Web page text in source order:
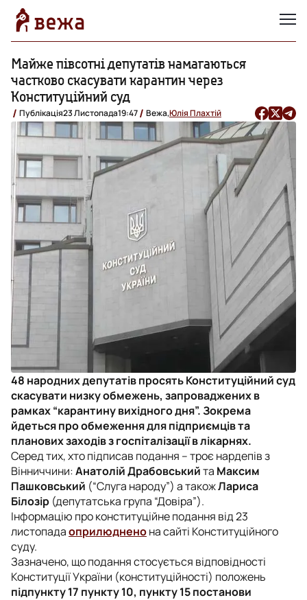
Майже півсотні депутатів намагаються
частково скасувати карантин через
Конституційний суд
Публікація23 Листопада19:47 Вежа,Юлія Плахтій
48 народних депутатів просять Конституційний суд
скасувати низку обмежень, запроваджених в
рамках “карантину вихідного дня”. Зокрема
йдеться про обмеження для підприємців та
планових заходів з госпіталізації в лікарнях.
Серед тих, хто підписав подання – троє нардепів з
Вінниччини:Анатолій Драбовськийта Максим
Пашковський (“Слуга народу”) а такожЛариса
Білозір (депутатська група “Довіра”).
Інформацію про конституційне подання від 23
листопадаоприлюдненона сайті Конституційного
суду.
Зазначено, що подання стосується відповідності
Конституції України (конституційності) положень
підпункту 17 пункту 10, пункту 15 постанови